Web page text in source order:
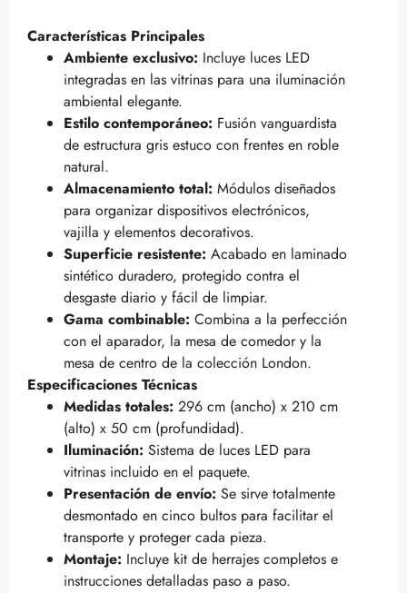
Características Principales
Ambiente exclusivo: Incluye luces LED
integradas en las vitrinas para una iluminación
ambiental elegante.
Estilo contemporáneo: Fusión vanguardista
de estructura gris estuco con frentes en roble
natural.
Almacenamiento total: Módulos diseñados
para organizar dispositivos electrónicos,
vajilla y elementos decorativos.
Superficie resistente: Acabado en laminado
sintético duradero, protegido contra el
desgaste diario y fácil de limpiar.
Gama combinable: Combina a la perfección
con el aparador, la mesa de comedor y la
mesa de centro de la colección London.
Especificaciones Técnicas
Medidas totales: 296 cm (ancho) x 210 cm
(alto) x 50 cm (profundidad).
Iluminación: Sistema de luces LED para
vitrinas incluido en el paquete.
Presentación de envío: Se sirve totalmente
desmontado en cinco bultos para facilitar el
transporte y proteger cada pieza.
Montaje: Incluye kit de herrajes completos e
instrucciones detalladas paso a paso.